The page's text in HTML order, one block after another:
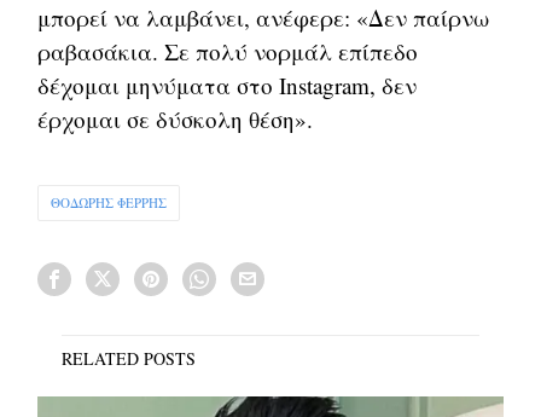
μπορεί να λαμβάνει, ανέφερε: «Δεν παίρνω
ραβασάκια. Σε πολύ νορμάλ επίπεδο
δέχομαι μηνύματα στο Instagram, δεν
έρχομαι σε δύσκολη θέση».
ΘΟΔΩΡΗΣ ΦΕΡΡΗΣ
RELATED POSTS